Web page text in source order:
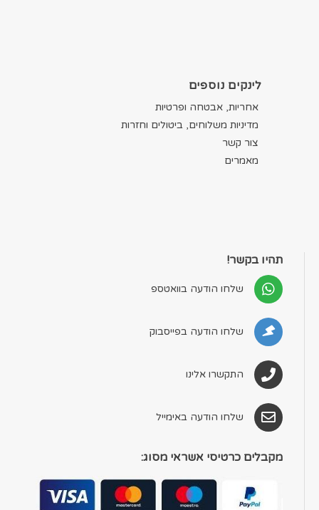
לינקים נוספים
אחריות, אבטחה ופרטיות
מדיניות משלוחים, ביטולים וחזרות
צור קשר
מאמרים
תהיו בקשר!
שלחו הודעה בוואטספ
שלחו הודעה בפייסבוק
התקשרו אלינו
שלחו הודעה באימייל
מקבלים כרטיסי אשראי מסוג: